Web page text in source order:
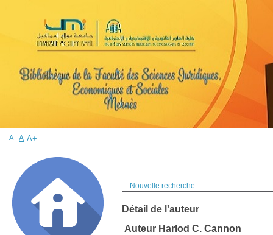
Nouvelle recherche
Détail de l'auteur
Auteur Harlod C. Cannon
A- A A+